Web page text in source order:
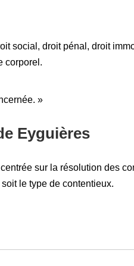
social, droit pénal, droit
corporel.
»
Eyguières
sur la résolution des
le type de contentieux.